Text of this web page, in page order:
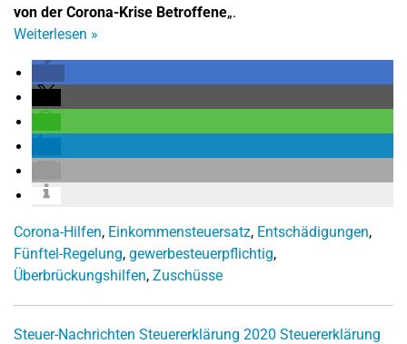
von der Corona-Krise Betroffene„.
Weiterlesen »
Corona-Hilfen, Einkommensteuersatz, Entschädigungen,
Fünftel-Regelung, gewerbesteuerpflichtig,
Überbrückungshilfen, Zuschüsse
Steuer-Nachrichten Steuererklärung 2020 Steuererklärung